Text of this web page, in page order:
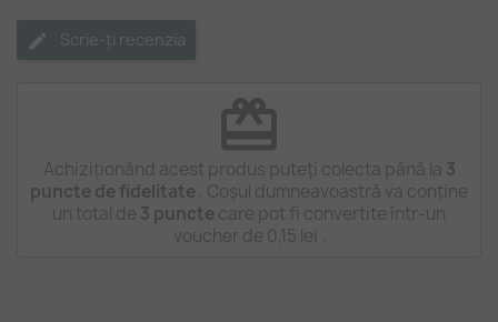
Scrie-ți recenzia
redeem
Achiziționând acest produs puteți colecta până la 3
puncte de fidelitate . Coșul dumneavoastră va conține
un total de 3 puncte care pot fi convertite într-un
voucher de 0,15 lei